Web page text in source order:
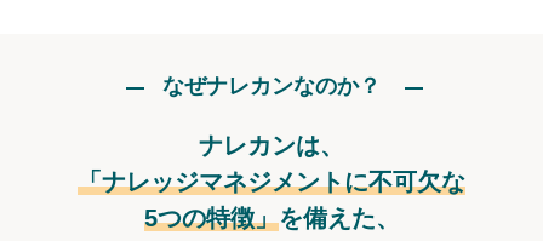
なぜナレカンなのか？
ナレカンは、
「ナレッジマネジメントに不可欠な
5つの特徴」を備えた、